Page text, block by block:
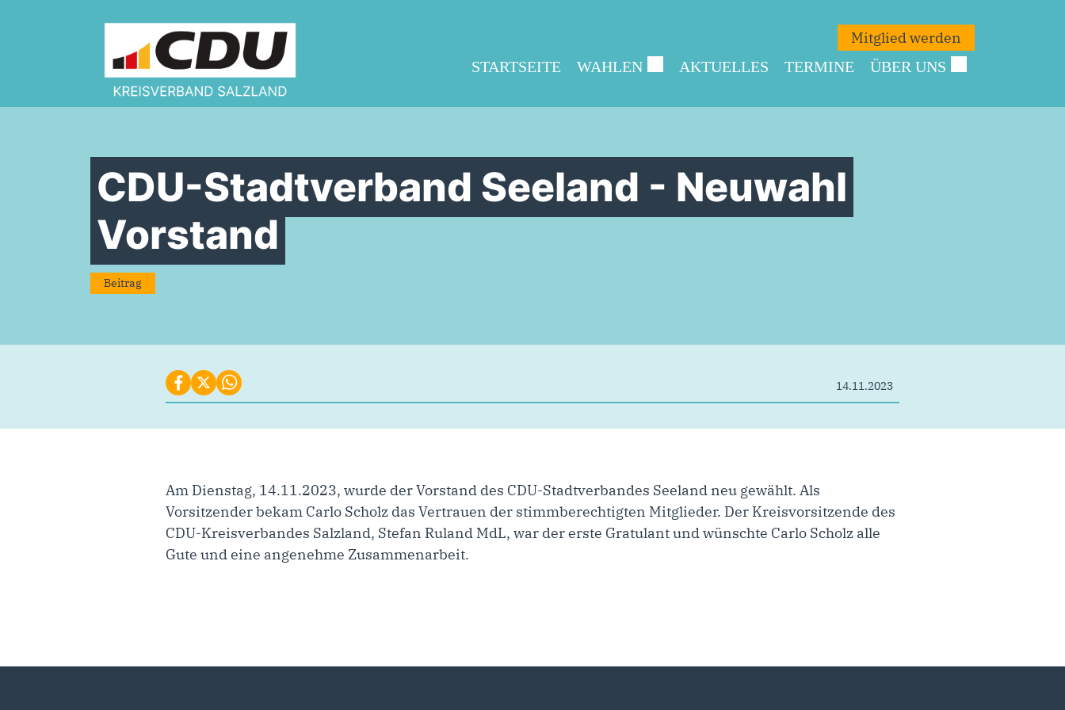
Mitglied werden
STARTSEITE WAHLEN AKTUELLES TERMINE ÜBER UNS
CDU-Stadtverband Seeland - Neuwahl
Vorstand
Beitrag
14.11.2023
Am Dienstag, 14.11.2023, wurde der Vorstand des CDU-Stadtverbandes Seeland neu gewählt. Als
Vorsitzender bekam Carlo Scholz das Vertrauen der stimmberechtigten Mitglieder. Der Kreisvorsitzende des
CDU-Kreisverbandes Salzland, Stefan Ruland MdL, war der erste Gratulant und wünschte Carlo Scholz alle
Gute und eine angenehme Zusammenarbeit.